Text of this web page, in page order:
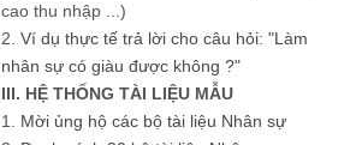
cao thu nhập ...)
2. Ví dụ thực tế trả lời cho câu hỏi: "Làm
nhân sự có giàu được không ?"
III. HỆ THỐNG TÀI LIỆU MẪU
1. Mời ủng hộ các bộ tài liệu Nhân sự